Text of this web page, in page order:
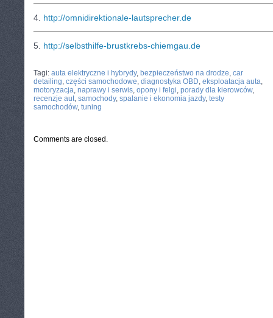
4. http://omnidirektionale-lautsprecher.de
5. http://selbsthilfe-brustkrebs-chiemgau.de
Tagi: auta elektryczne i hybrydy, bezpieczeństwo na drodze, car
detailing, części samochodowe, diagnostyka OBD, eksploatacja auta,
motoryzacja, naprawy i serwis, opony i felgi, porady dla kierowców,
recenzje aut, samochody, spalanie i ekonomia jazdy, testy
samochodów, tuning
Comments are closed.